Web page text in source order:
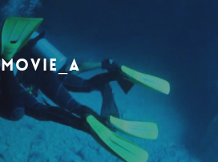
MOVIE_A